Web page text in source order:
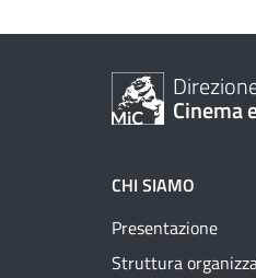
Cinema
CHI SIAMO
Presentazione
Struttura